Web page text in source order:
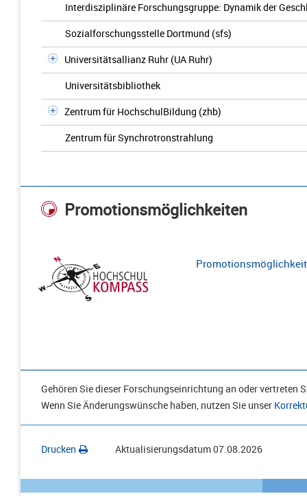
Interdisziplinäre Forschungsgruppe: Dynamik der
Sozialforschungsstelle Dortmund (sfs)
Universitätsallianz Ruhr (UA Ruhr)
Universitätsbibliothek
Zentrum für HochschulBildung (zhb)
Zentrum für Synchrotronstrahlung
Promotionsmöglichkeiten
Gehören Sie dieser Forschungseinrichtung an oder vertreten
Wenn Sie Änderungswünsche haben, nutzen Sie unser
Drucken Aktualisierungsdatum07.08.2026